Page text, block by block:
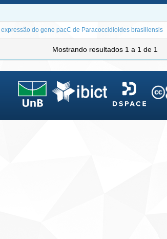
do gene pacC de Paracoccidioides brasiliensis
Mostrando resultados 1 a 1 de 1